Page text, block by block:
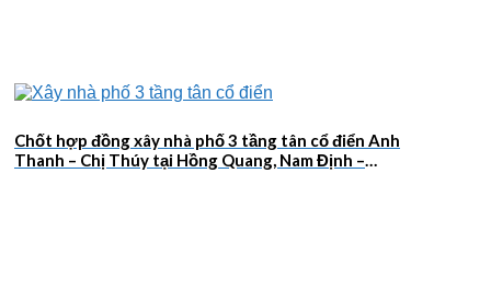
Chốt hợp đồng xây nhà phố 3 tầng tân cổ điển Anh
Thanh – Chị Thúy tại Hồng Quang, Nam Định –